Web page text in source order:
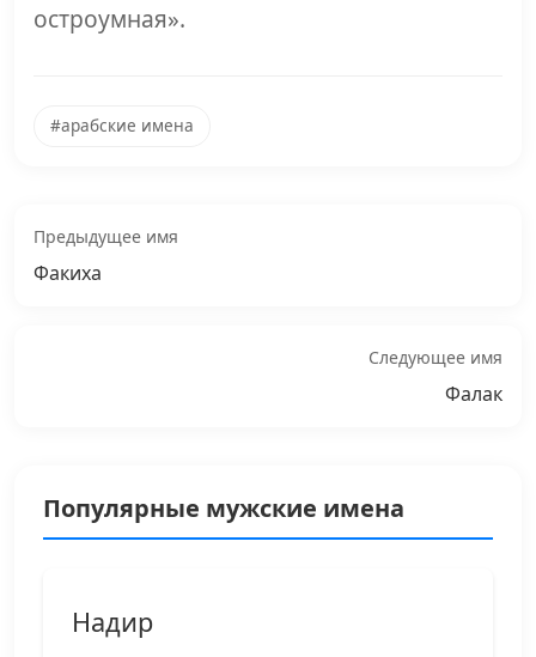
остроумная».
#арабские имена
Предыдущее имя
Факиха
Следующее имя
Фалак
Популярные мужские имена
Надир